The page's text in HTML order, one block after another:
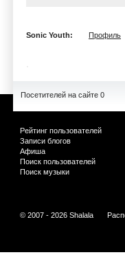
Sonic Youth: Профиль
Посетителей на сайте 0
Рейтинг пользователей
Записи блогов
Афиша
Поиск пользователей
Поиск музыки
© 2007 - 2026 Shalala